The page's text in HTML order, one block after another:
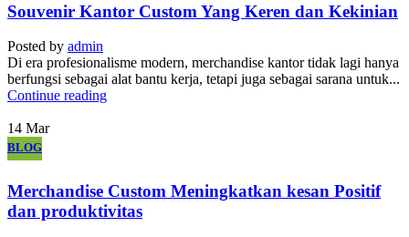
Souvenir Kantor Custom Yang Keren dan Kekinian
Posted by admin
Di era profesionalisme modern, merchandise kantor tidak lagi hanya
berfungsi sebagai alat bantu kerja, tetapi juga sebagai sarana untuk...
Continue reading
14 Mar
BLOG
Merchandise Custom Meningkatkan kesan Positif
dan produktivitas